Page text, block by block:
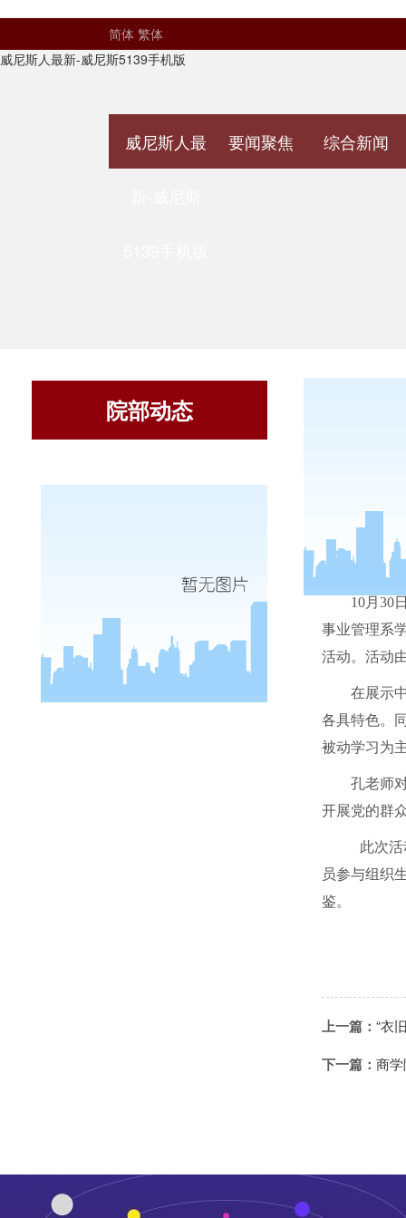
简体 繁体
威尼斯人最新-威尼斯5139手机版
威尼斯人最 要闻聚焦 综合新闻
院部动态
10月 30
事业管理系
活动。活动
在展示
各具特色。
被动学习为
孔老师
开展党的群
此次活
员参与组织
鉴。
上一篇： “衣
下一篇： 商